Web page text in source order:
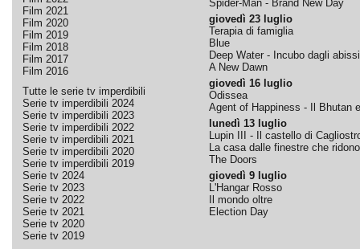
Film 2021
Film 2020
Film 2019
Film 2018
Film 2017
Film 2016
Tutte le serie tv imperdibili
Serie tv imperdibili 2024
Serie tv imperdibili 2023
Serie tv imperdibili 2022
Serie tv imperdibili 2021
Serie tv imperdibili 2020
Serie tv imperdibili 2019
Serie tv 2024
Serie tv 2023
Serie tv 2022
Serie tv 2021
Serie tv 2020
Serie tv 2019
Spider-Man - Brand New Day
giovedì 23 luglio
Terapia di famiglia
Blue
Deep Water - Incubo dagli abissi
A New Dawn
giovedì 16 luglio
Odissea
Agent of Happiness - Il Bhutan
lunedì 13 luglio
Lupin III - Il castello di
La casa dalle finestre che ridono
The Doors
giovedì 9 luglio
L'Hangar Rosso
Il mondo oltre
Election Day